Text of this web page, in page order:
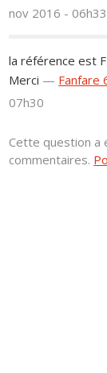
nov 2016 - 06h33
la référence est
Merci — Fanfare
07h30
Cette question a
commentaires.